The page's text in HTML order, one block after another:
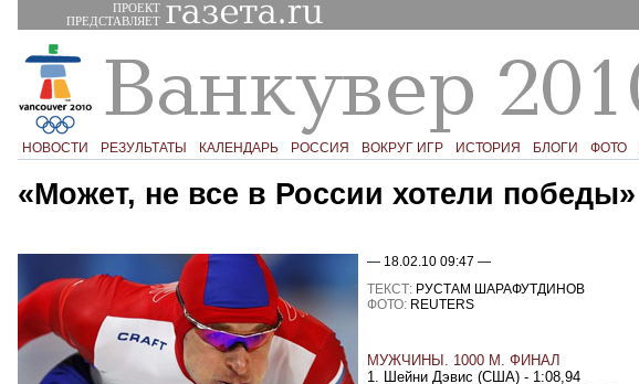
ПРОЕКТ
ПРЕДСТАВЛЯЕТ
НОВОСТИ РЕЗУЛЬТАТЫ КАЛЕНДАРЬ РОССИЯ ВОКРУГ ИГР ИСТОРИЯ БЛОГИ ФОТО
«Может, не все в России хотели победы»
— 18.02.10 09:47 —
ТЕКСТ: РУСТАМ ШАРАФУТДИНОВ
ФОТО: REUTERS
МУЖЧИНЫ. 1000 М. ФИНАЛ
1. Шейни Дэвис (США) - 1:08,94